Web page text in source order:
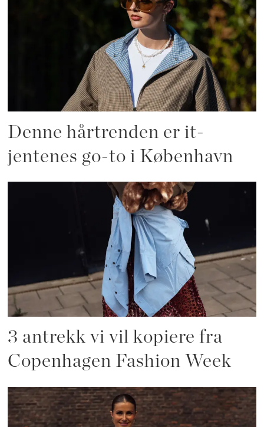
Denne hårtrenden er it-
jentenes go-to i København
3 antrekk vi vil kopiere fra
Copenhagen Fashion Week